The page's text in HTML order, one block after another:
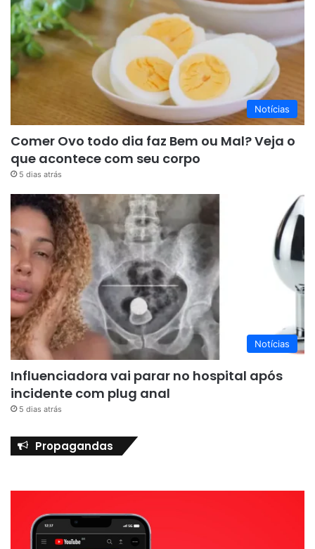
Notícias
Comer Ovo todo dia faz Bem ou Mal? Veja o
que acontece com seu corpo
5 dias atrás
Notícias
Influenciadora vai parar no hospital após
incidente com plug anal
5 dias atrás
Propagandas